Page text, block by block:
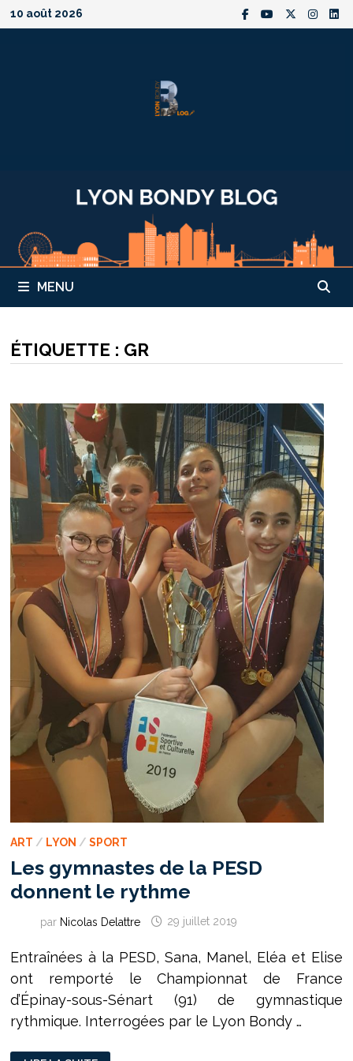
Passer
au
10 août 2026
MENU
ÉTIQUETTE : GR
ART / LYON / SPORT
Les gymnastes de la PESD
donnent le rythme
par Nicolas Delattre 29 juillet 2019
Entraînées à la PESD, Sana, Manel, Eléa et Elise
ont remporté le Championnat de France
d’Épinay-sous-Sénart (91) de gymnastique
rythmique. Interrogées par le Lyon Bondy …
LES